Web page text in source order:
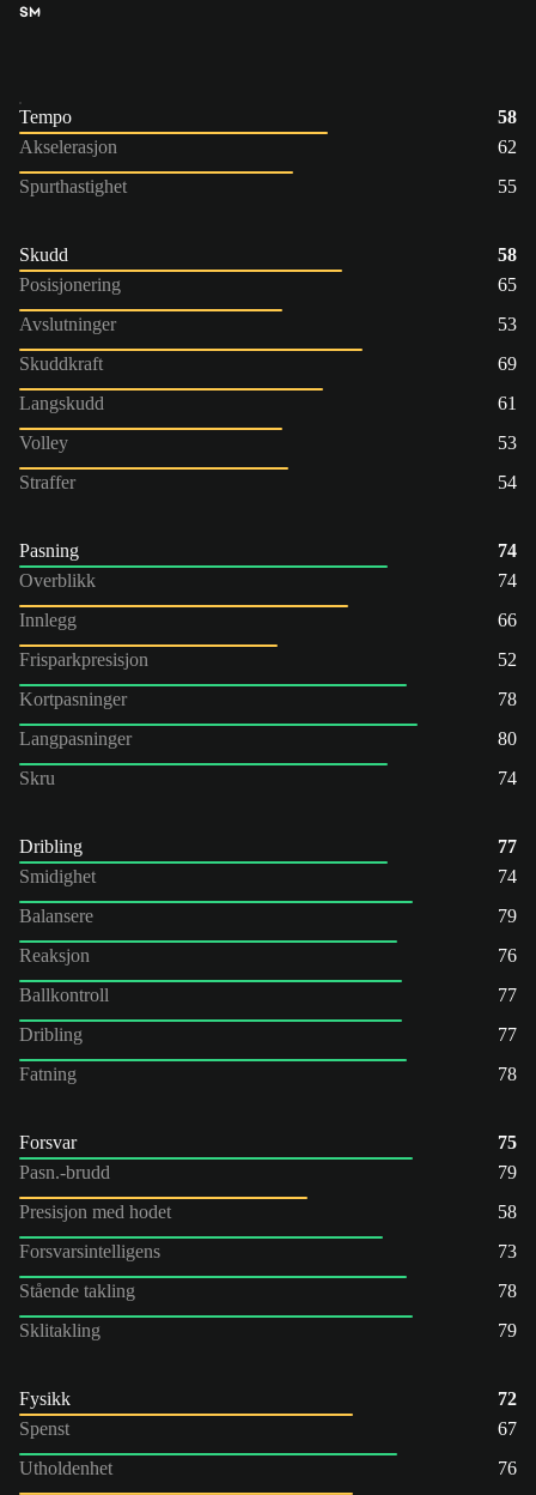
SM
Tempo
58
Akselerasjon
62
Spurthastighet
55
Skudd
58
Posisjonering
65
Avslutninger
53
Skuddkraft
69
Langskudd
61
Volley
53
Straffer
54
Pasning
74
Overblikk
74
Innlegg
66
Frisparkpresisjon
52
Kortpasninger
78
Langpasninger
80
Skru
74
Dribling
77
Smidighet
74
Balansere
79
Reaksjon
76
Ballkontroll
77
Dribling
77
Fatning
78
Forsvar
75
Pasn.-brudd
79
Presisjon med hodet
58
Forsvarsintelligens
73
Stående takling
78
Sklitakling
79
Fysikk
72
Spenst
67
Utholdenhet
76